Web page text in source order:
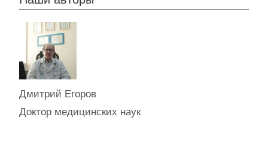
Дмитрий Егоров
Доктор медицинских наук